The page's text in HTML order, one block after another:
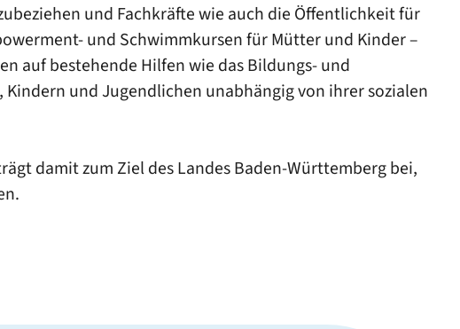
und Fachkräfte wie auch die Öffentlichkeit für
und Schwimmkursen für Mütter und Kinder –
auf bestehende Hilfen wie das Bildungs- und
und Jugendlichen unabhängig von ihrer sozialen
damit zum Ziel des Landes Baden-Württemberg bei,